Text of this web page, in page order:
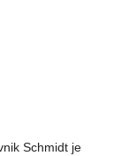
Schmidt je